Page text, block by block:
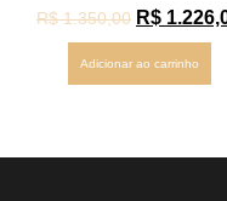
R$1.350,00 R$
Adicionar ao carrinho